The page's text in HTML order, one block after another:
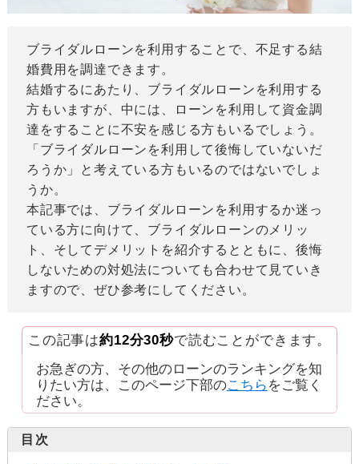
ブライダルローンを利用することで、不足する結
婚費用を調達できます。
結婚するにあたり、ブライダルローンを利用する
方もいますが、中には、ローンを利用して資金調
達をすることに不安を感じる方もいるでしょう。
「ブライダルローンを利用して後悔していないだ
ろうか」と考えている方もいるのではないでしょ
うか。
本記事では、ブライダルローンを利用するか迷っ
ている方に向けて、ブライダルローンのメリッ
ト、そしてデメリットを紹介するとともに、後悔
しないための対処法についても合わせて見ていき
ますので、ぜひ参考にしてください。
この記事は約12分30秒で読むことができます。
お急ぎの方、その他のローンのランキングを知
りたい方は、このページ下部のこちら をご覧く
ださい。